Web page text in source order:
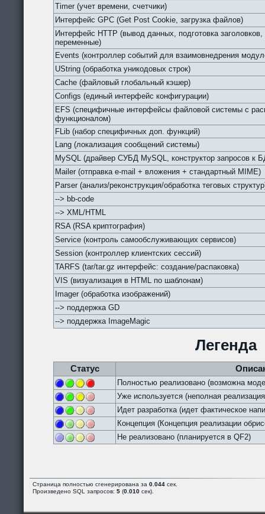
Timer (учет времени, счетчики)
Интерфейс GPC (Get Post Cookie, загрузка файлов)
Интерфейс HTTP (вывод данных, подготовка
переменные)
Events (контроллер событий для взаимовнедрения
UString (обработка уникодовых строк)
Cache (файловый глобальный кэшер)
Configs (единый интерфейс конфигурации)
EFS (специфичные интерфейсы файловой системы с
функционалом)
FLib (набор специфичных доп. функций)
Lang (локализация сообщений системы)
MySQL (драйвер СУБД MySQL, конструктор запросов к
Mailer (отправка e-mail + вложения + стандартный MIME)
Parser (анализ/реконструкция/обработка теговых
--> bb-code
--> XML/HTML
RSA (RSA криптография)
Service (контроль самообслуживающих сервисов)
Session (контроллер клиентских сессий)
TARFS (tar/tar.gz интерфейс: создание/распаковка)
VIS (визуализация в HTML по шаблонам)
Imager (обработка изображений)
--> поддержка GD
--> поддержка ImageMagic
Легенда
Статус
Полностью реализовано (возможна
Уже используется (неполная
Идет разработка (идет фактическое
Концепция (Концепция реализации
Не реализовано (планируется в QF2)
Страница полностью сгенерирована за 0.044 сек.
Произведено SQL запросов: 5 (0.010 сек).